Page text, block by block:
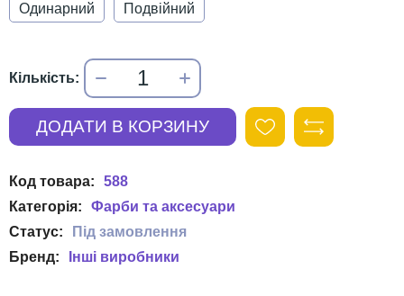
Одинарний
Подвійний
588
Фарби та аксесуари
Інші виробники